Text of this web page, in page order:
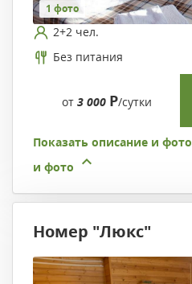
1 фото
2+2 чел.
Без питания
от 3 000 Р/сутки
Показать описание и фото
и фото
Номер "Люкс"